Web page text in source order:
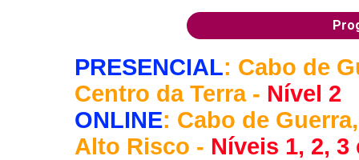
PRESENCIAL: Cabo de
Centro da Terra - Nível 2
ONLINE: Cabo de
Alto Risco - Níveis 1, 2, 3